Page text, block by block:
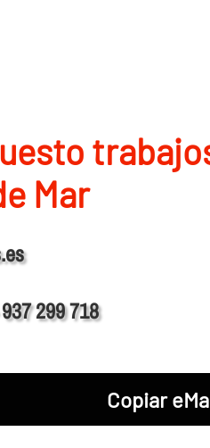
Mar
299 718
Copiar